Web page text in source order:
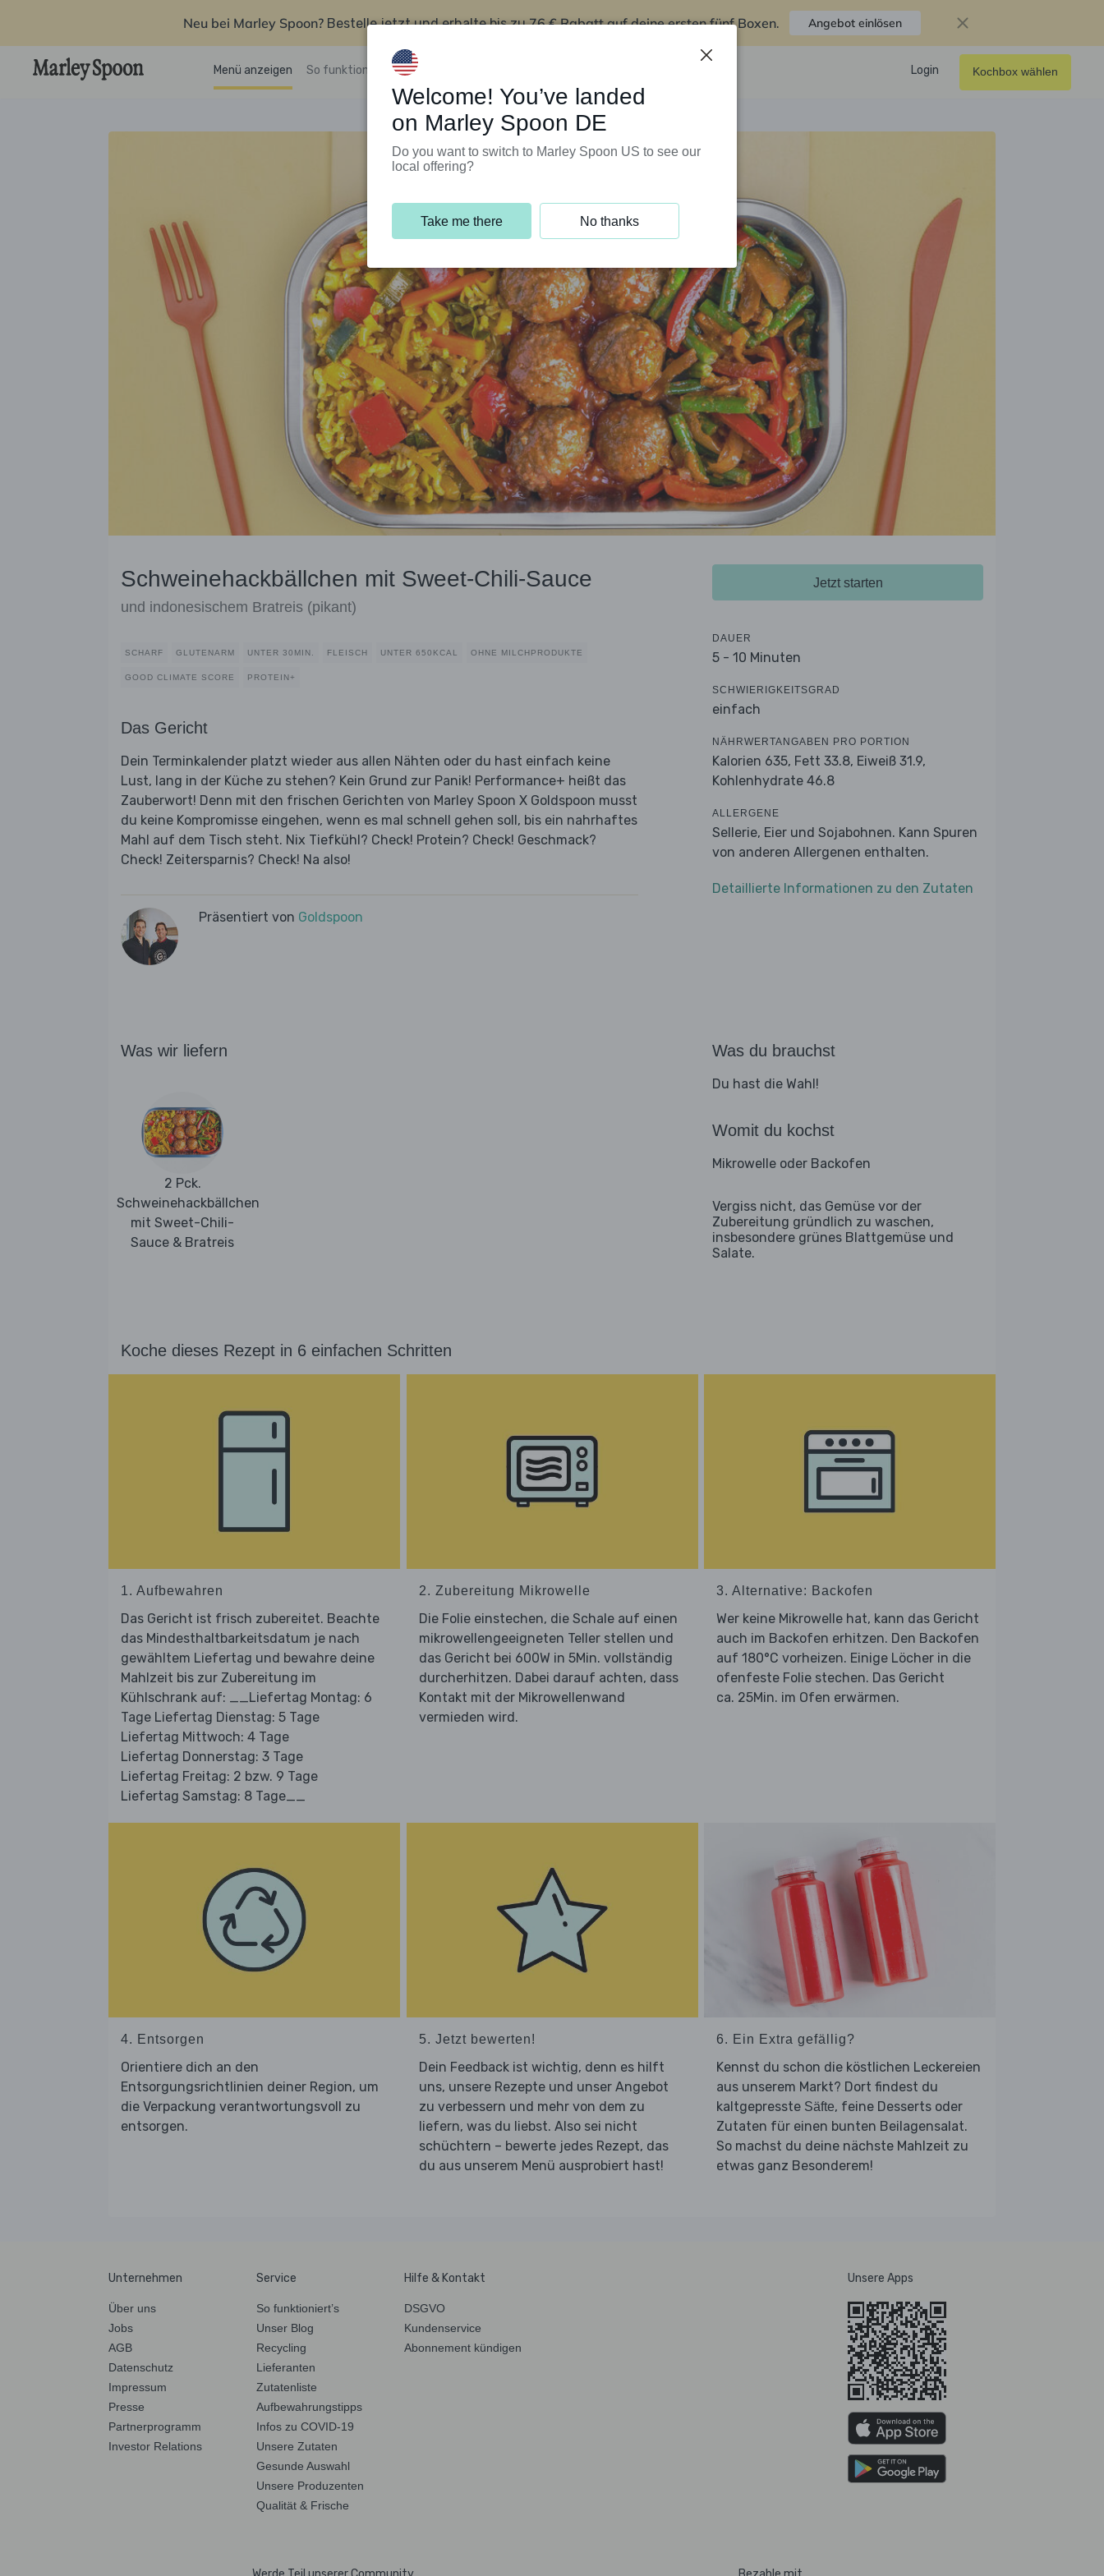
Neu bei Marley Spoon? Bestelle jetzt und erhalte bis zu76 € Rabatt auf deine ersten fünf Boxen. Angebot einlösen
Menü anzeigen So funktioniert’s Kundenservice Login Kochbox wählen
Schweinehackbällchen mit Sweet-Chili-Sauce
und indonesischem Bratreis (pikant)
SCHARF GLUTENARM UNTER 30MIN. FLEISCH UNTER 650KCAL OHNE MILCHPRODUKTE
GOOD CLIMATE SCORE PROTEIN+
Das Gericht
Dein Terminkalender platzt wieder aus allen Nähten oder du hast einfach keine
Lust, lang in der Küche zu stehen? Kein Grund zur Panik! Performance+ heißt das
Zauberwort! Denn mit den frischen Gerichten von Marley Spoon X Goldspoon musst
du keine Kompromisse eingehen, wenn es mal schnell gehen soll, bis ein nahrhaftes
Mahl auf dem Tisch steht. Nix Tiefkühl? Check! Protein? Check! Geschmack?
Check! Zeitersparnis? Check! Na also!
Präsentiert von Goldspoon
Jetzt starten
DAUER
5 - 10 Minuten
SCHWIERIGKEITSGRAD
einfach
NÄHRWERTANGABEN PRO PORTION
Kalorien 635, Fett 33.8, Eiweiß 31.9,
Kohlenhydrate 46.8
ALLERGENE
Sellerie, Eier und Sojabohnen. Kann Spuren
von anderen Allergenen enthalten.
Detaillierte Informationen zu den Zutaten
Was wir liefern
2 Pck.
Schweinehackbällchen
mit Sweet-Chili-
Sauce & Bratreis
Was du brauchst
Du hast die Wahl!
Womit du kochst
Mikrowelle oder Backofen
Vergiss nicht, das Gemüse vor der
Zubereitung gründlich zu waschen,
insbesondere grünes Blattgemüse und
Salate.
Koche dieses Rezept in 6 einfachen Schritten
1. Aufbewahren
Das Gericht ist frisch zubereitet. Beachte
das Mindesthaltbarkeitsdatum je nach
gewähltem Liefertag und bewahre deine
Mahlzeit bis zur Zubereitung im
Kühlschrank auf: __Liefertag Montag: 6
Tage Liefertag Dienstag: 5 Tage
Liefertag Mittwoch: 4 Tage
Liefertag Donnerstag: 3 Tage
Liefertag Freitag: 2 bzw. 9 Tage
Liefertag Samstag: 8 Tage__
2. Zubereitung Mikrowelle
Die Folie einstechen, die Schale auf einen
mikrowellengeeigneten Teller stellen und
das Gericht bei 600W in 5Min. vollständig
durcherhitzen. Dabei darauf achten, dass
Kontakt mit der Mikrowellenwand
vermieden wird.
3. Alternative: Backofen
Wer keine Mikrowelle hat, kann das Gericht
auch im Backofen erhitzen. Den Backofen
auf 180°C vorheizen. Einige Löcher in die
ofenfeste Folie stechen. Das Gericht
ca. 25Min. im Ofen erwärmen.
4. Entsorgen
Orientiere dich an den
Entsorgungsrichtlinien deiner Region, um
die Verpackung verantwortungsvoll zu
entsorgen.
5. Jetzt bewerten!
Dein Feedback ist wichtig, denn es hilft
uns, unsere Rezepte und unser Angebot
zu verbessern und mehr von dem zu
liefern, was du liebst. Also sei nicht
schüchtern – bewerte jedes Rezept, das
du aus unserem Menü ausprobiert hast!
6. Ein Extra gefällig?
Kennst du schon die köstlichen Leckereien
aus unserem Markt? Dort findest du
kaltgepresste Säfte, feine Desserts oder
Zutaten für einen bunten Beilagensalat.
So machst du deine nächste Mahlzeit zu
etwas ganz Besonderem!
Unternehmen
Über uns
Jobs
AGB
Datenschutz
Impressum
Presse
Partnerprogramm
Investor Relations
Service
So funktioniert’s
Unser Blog
Recycling
Lieferanten
Zutatenliste
Aufbewahrungstipps
Infos zu COVID-19
Unsere Zutaten
Gesunde Auswahl
Unsere Produzenten
Qualität & Frische
Hilfe & Kontakt
DSGVO
Kundenservice
Abonnement kündigen
Unsere Apps
Welcome! You’ve landed
on Marley Spoon DE
Do you want to switch to Marley Spoon US to see our
local offering?
Take me there No thanks